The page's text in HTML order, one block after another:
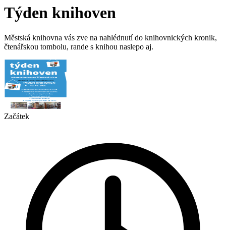
Týden knihoven
Městská knihovna vás zve na nahlédnutí do knihovnických kronik,
čtenářskou tombolu, rande s knihou naslepo aj.
Začátek